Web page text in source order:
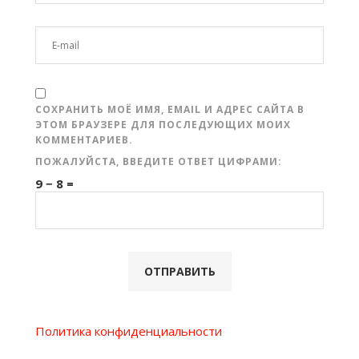
СОХРАНИТЬ МОЁ ИМЯ, EMAIL И АДРЕС САЙТА В
ЭТОМ БРАУЗЕРЕ ДЛЯ ПОСЛЕДУЮЩИХ МОИХ
КОММЕНТАРИЕВ.
ПОЖАЛУЙСТА, ВВЕДИТЕ ОТВЕТ ЦИФРАМИ:
9 − 8 =
Политика конфиденциальности